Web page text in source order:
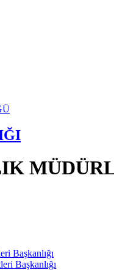
Başkanlığı
Başkanlığı